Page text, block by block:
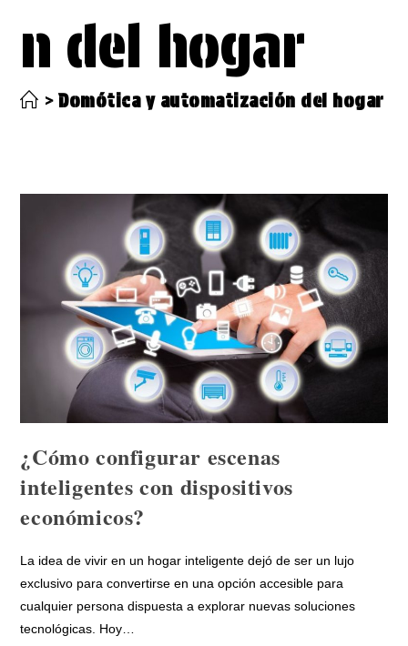
n del hogar
> Domótica y automatización del hogar
¿Cómo configurar escenas
inteligentes con dispositivos
económicos?
La idea de vivir en un hogar inteligente dejó de ser un lujo
exclusivo para convertirse en una opción accesible para
cualquier persona dispuesta a explorar nuevas soluciones
tecnológicas. Hoy…